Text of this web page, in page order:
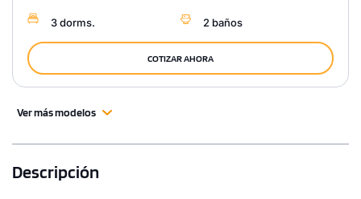
3 dorms. 2 baños
COTIZAR AHORA
Ver más modelos
Descripción